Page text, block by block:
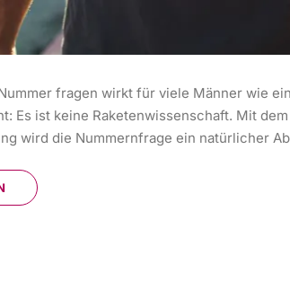
fragen wirkt für viele Männer wie
Es ist keine Raketenwissenschaft. Mit
wird die Nummernfrage ein natürlicher